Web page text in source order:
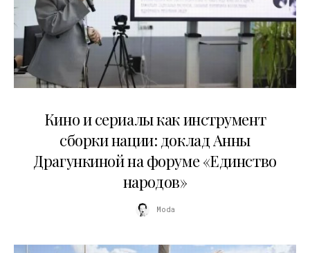
Кино и сериалы как инструмент
сборки нации: доклад Анны
Драгункиной на форуме «Единство
народов»
Moda